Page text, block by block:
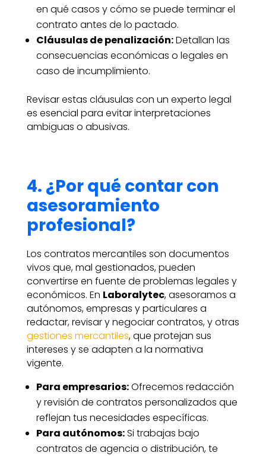
en qué casos y cómo se puede terminar el
contrato antes de lo pactado.
Cláusulas de penalización:Detallan las
consecuencias económicas o legales en
caso de incumplimiento.
Revisar estas cláusulas con un experto legal
es esencial para evitar interpretaciones
ambiguas o abusivas.
4. ¿Por qué contar con
asesoramiento
profesional?
Los contratos mercantiles son documentos
vivos que, mal gestionados, pueden
convertirse en fuente de problemas legales y
económicos. En Laboralytec, asesoramos a
autónomos, empresas y particulares a
redactar, revisar y negociar contratos, y otras
gestiones mercantiles, que protejan sus
intereses y se adapten a la normativa
vigente.
Para empresarios:Ofrecemos redacción
y revisión de contratos personalizados que
reflejan tus necesidades específicas.
Para autónomos:Si trabajas bajo
contratos de agencia o distribución, te